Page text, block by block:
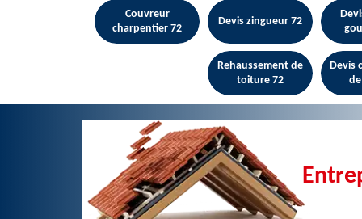
Couvreur
charpentier 72
Devis zingueur 72
Rehaussement de
toiture 72
Devis